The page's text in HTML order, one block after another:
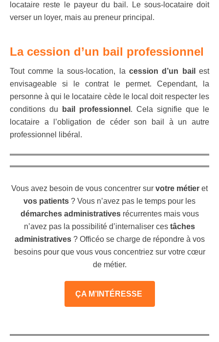
locataire reste le payeur du bail. Le sous-locataire doit
verser un loyer, mais au preneur principal.
La cession d’un bail professionnel
Tout comme la sous-location, la cession d’un bail
est
envisageable si le contrat le permet. Cependant, la
personne à qui le locataire cède le local doit respecter les
conditions du
bail professionnel . Cela signifie que le
locataire a l’obligation de céder son bail à un autre
professionnel libéral.
Vous avez besoin de vous concentrer sur votre métier et
vos patients ? Vous n’avez pas le temps pour les
démarches administrativesrécurrentes mais vous
n’avez pas la possibilité d’internaliser ces tâches
administratives? Officéo se charge de répondre à vos
besoins pour que vous vous concentriez sur votre cœur
de métier.
ÇA M’INTÉRESSE